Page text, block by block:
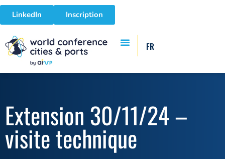
LinkedIn Inscription
FR
Extension 30/11/24 –
visite technique